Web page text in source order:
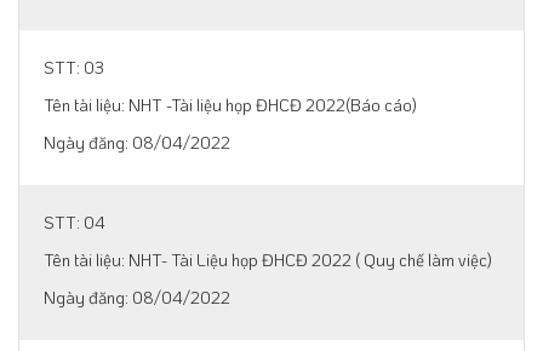
03
NHT -Tài liệu họp ĐHCĐ 2022(Báo cáo)
08/04/2022
04
NHT- Tài Liệu họp ĐHCĐ 2022 ( Quy chế làm việc)
08/04/2022